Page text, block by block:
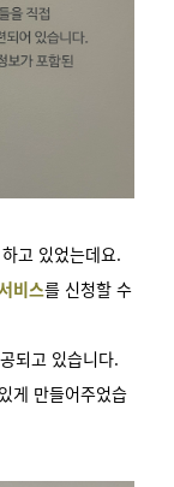
고 있었는데요.
비스를 신청할 수
되고 있습니다.
게 만들어주었습